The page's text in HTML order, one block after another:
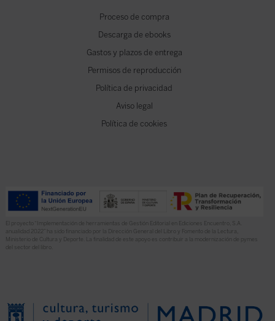
Proceso de compra
Descarga de ebooks
Gastos y plazos de entrega
Permisos de reproducción
Política de privacidad
Aviso legal
Política de cookies
El proyecto “Implementación de herramientas de Gestión Editorial en Ediciones Encuentro, S.A.
anualidad 2022” ha sido financiado por la Dirección General del Libro y Fomento de la Lectura,
Ministerio de Cultura y Deporte. La finalidad de este apoyo es contribuir a la modernización de pymes
del sector del libro.